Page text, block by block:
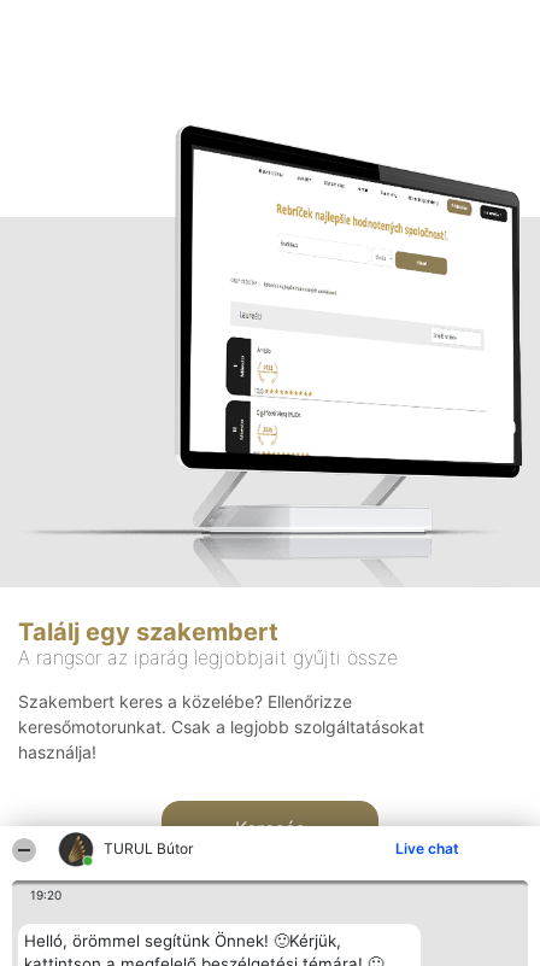
TURUL Bútor Live chat
19:20
Helló, örömmel segítünk Önnek! 🙂Kérjük,
Találj egy szakembert
A rangsor az iparág legjobbjait gyűjti össze
Szakembert keres a közelébe? Ellenőrizze
keresőmotorunkat. Csak a legjobb szolgáltatásokat
használja!
Keresés